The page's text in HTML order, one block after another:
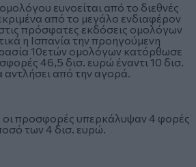
ευνοείται από το διεθνές
από το μεγάλο ενδιαφέρον
πρόσφατες εκδόσεις ομολόγων
η Ισπανία την προηγούμενη
10ετών ομολόγων κατόρθωσε
46,5 δισ. ευρώ έναντι 10 δισ.
από την αγορά.
οι προσφορές υπερκάλυψαν 4 φορές
των 4 δισ. ευρώ.